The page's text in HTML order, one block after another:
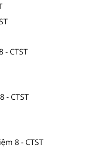
- CTST
- CTST
8 - CTST